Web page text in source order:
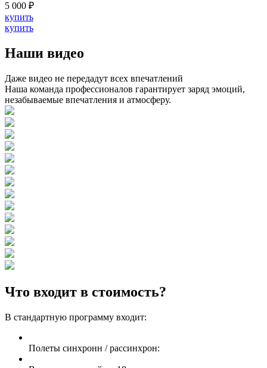
5 000 ₽
купить
купить
Наши видео
Даже видео не передадут всех впечатлений
Наша команда профессионалов гарантирует заряд эмоций,
незабываемые впечатления и атмосферу.
Что входит в стоимость?
В стандартную программу входит:
Полеты синхронн / рассинхрон: